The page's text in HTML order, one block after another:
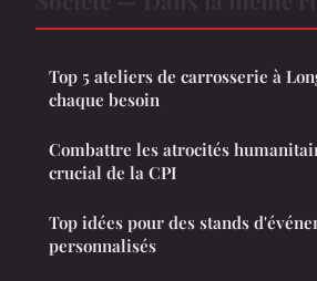
Top 5 ateliers de carrosserie à
chaque besoin
Combattre les atrocités
crucial de la CPI
Top idées pour des stands
personnalisés